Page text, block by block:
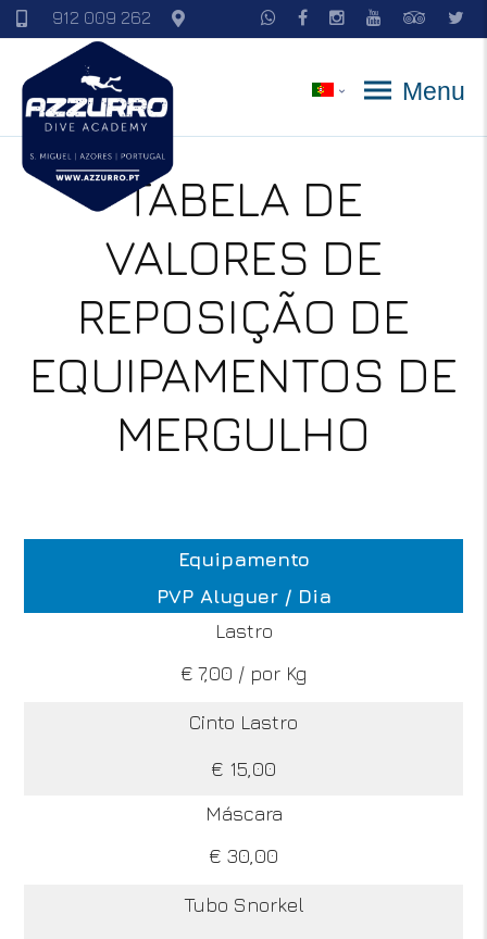
912 009 262
Menu
TABELA DE
VALORES DE
REPOSIÇÃO DE
EQUIPAMENTOS DE
MERGULHO
Equipamento
PVP Aluguer / Dia
Lastro
€ 7,00 / por Kg
Cinto Lastro
€ 15,00
Máscara
€ 30,00
Tubo Snorkel